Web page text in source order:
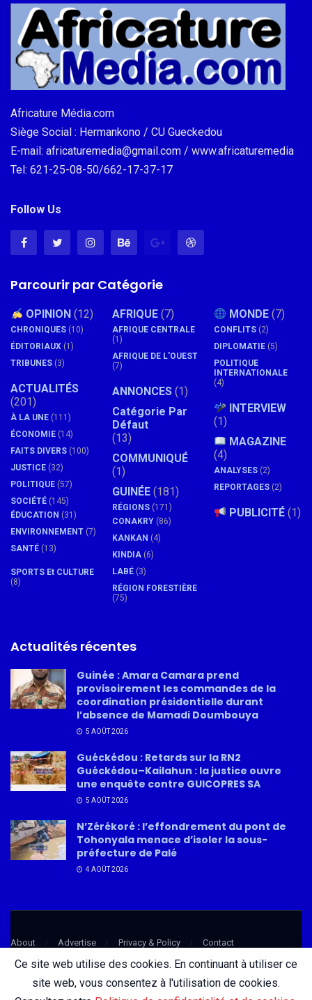
Africature Média.com
Siège Social : Hermankono / CU Gueckedou
E-mail: africaturemedia@gmail.com / www.africaturemedia
Tel: 621-25-08-50/662-17-37-17
Follow Us
Parcourir par Catégorie
OPINION (12)
CHRONIQUES (10)
ÉDITORIAUX (1)
TRIBUNES (3)
ACTUALITÉS
(201)
À LA UNE (111)
ÉCONOMIE (14)
FAITS DIVERS (100)
JUSTICE (32)
POLITIQUE (57)
SOCIÉTÉ (145)
ÉDUCATION (31)
ENVIRONNEMENT (7)
SANTÉ (13)
SPORTS Et CULTURE
(8)
AFRIQUE (7)
AFRIQUE CENTRALE
(1)
AFRIQUE DE L'OUEST
(7)
ANNONCES (1)
Catégorie Par
Défaut
(13)
COMMUNIQUÉ
(1)
GUINÉE (181)
RÉGIONS (171)
CONAKRY (86)
KANKAN (4)
KINDIA (6)
LABÉ (3)
RÉGION FORESTIÈRE
(75)
MONDE (7)
CONFLITS (2)
DIPLOMATIE (5)
POLITIQUE
INTERNATIONALE
(4)
INTERVIEW
(1)
MAGAZINE
(4)
ANALYSES (2)
REPORTAGES (2)
PUBLICITÉ (1)
Actualités récentes
Guinée : Amara Camara prend
provisoirement les commandes de la
coordination présidentielle durant
l’absence de Mamadi Doumbouya
5 AOÛT 2026
Guéckédou : Retards sur la RN2
Guéckédou–Kailahun : la justice ouvre
une enquête contre GUICOPRES SA
5 AOÛT 2026
N’Zérékoré : l’effondrement du pont de
Tohonyala menace d’isoler la sous-
préfecture de Palé
4 AOÛT 2026
About Advertise Privacy & Policy Contact
Ce site web utilise des cookies. En continuant à utiliser ce
site web, vous consentez à l'utilisation de cookies.